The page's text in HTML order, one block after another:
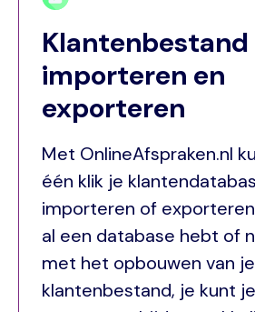
Klantenbestand
importeren en
exporteren
Met OnlineAfspraken.nl
één klik je
importeren of
al een database hebt of
met het opbouwen van je
klantenbestand, je kunt je